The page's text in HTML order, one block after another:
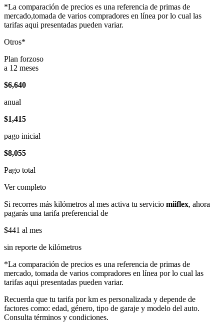
*La comparación de precios es una referencia de primas de
mercado,tomada de varios compradores en línea por lo cual las
tarifas aqui presentadas pueden variar.
Otros*
Plan forzoso
a 12 meses
$6,640
anual
$1,415
pago inicial
$8,055
Pago total
Ver completo
Si recorres más kilómetros al mes activa tu servicio miiflex, ahora
pagarás una tarifa preferencial de
$441 al mes
sin reporte de kilómetros
*La comparación de precios es una referencia de primas de
mercado, tomada de varios compradores en línea por lo cual las
tarifas aqui presentadas pueden variar.
Recuerda que tu tarifa por km es personalizada y depende de
factores como: edad, género, tipo de garaje y modelo del auto.
Consulta términos y condiciones.